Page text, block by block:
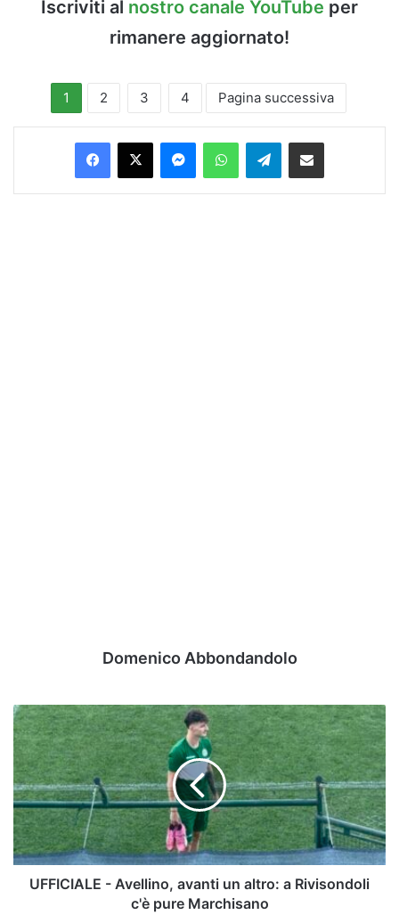
Iscriviti al nostro canale YouTube per
rimanere aggiornato!
1 2 3 4 Pagina successiva
Facebook
X MessengerWhatsAppTelegramCondividi via Email
Domenico Abbondandolo
UFFICIALE
-
Avellino,
avanti
un
altro:
a
Rivisondoli
c'è
pureUFFICIALE - Avellino, avanti un altro: a Rivisondoli
c'è pure Marchisano